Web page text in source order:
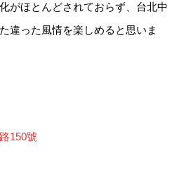
がほとんどされておらず、台北中
違った風情を楽しめると思いま
150號